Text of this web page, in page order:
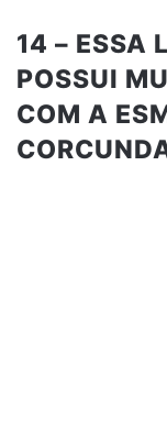
14 – ESSA
POSSUI
COM A